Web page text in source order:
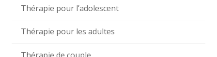
Thérapie pour l’adolescent
Thérapie pour les adultes